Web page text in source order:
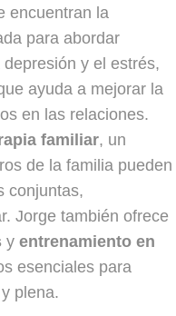
encuentran la
para abordar
y el estrés,
ayuda a mejorar la
en las relaciones.
familiar, un
de la familia pueden
conjuntas,
Jorge también ofrece
y entrenamiento en
esenciales para
plena.